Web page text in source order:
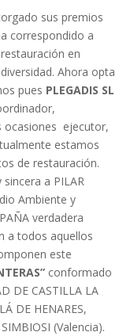
sus premios
correspondido a
en
Ahora opta
pues PLEGADIS SL
ocasiones ejecutor,
estamos
de restauración.
a PILAR
Ambiente y
verdadera
a todos aquellos
este
conformado
DE CASTILLA LA
DE HENARES,
(Valencia).